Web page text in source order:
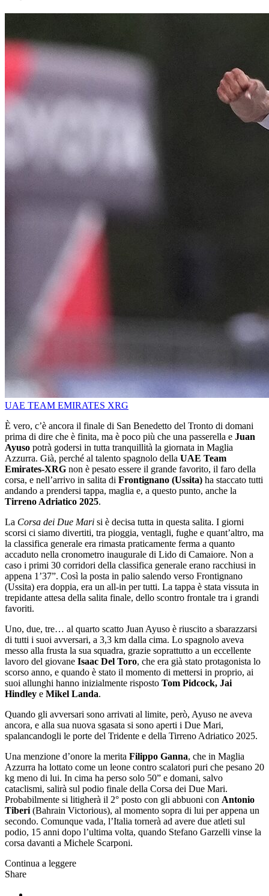
UAE TEAM EMIRATES XRG
È vero, c’è ancora il finale di San Benedetto del Tronto di domani
prima di dire che è finita, ma è poco più che una passerella e Juan
Ayuso potrà godersi in tutta tranquillità la giornata in Maglia
Azzurra. Già, perché al talento spagnolo della UAE Team
Emirates-XRG non è pesato essere il grande favorito, il faro della
corsa, e nell’arrivo in salita di Frontignano (Ussita) ha staccato tutti
andando a prendersi tappa, maglia e, a questo punto, anche la
Tirreno Adriatico 2025.
La Corsa dei Due Mari si è decisa tutta in questa salita. I giorni
scorsi ci siamo divertiti, tra pioggia, ventagli, fughe e quant’altro, ma
la classifica generale era rimasta praticamente ferma a quanto
accaduto nella cronometro inaugurale di Lido di Camaiore. Non a
caso i primi 30 corridori della classifica generale erano racchiusi in
appena 1’37”. Così la posta in palio salendo verso Frontignano
(Ussita) era doppia, era un all-in per tutti. La tappa è stata vissuta in
trepidante attesa della salita finale, dello scontro frontale tra i grandi
favoriti.
Uno, due, tre… al quarto scatto Juan Ayuso è riuscito a sbarazzarsi
di tutti i suoi avversari, a 3,3 km dalla cima. Lo spagnolo aveva
messo alla frusta la sua squadra, grazie soprattutto a un eccellente
lavoro del giovane Isaac Del Toro, che era già stato protagonista lo
scorso anno, e quando è stato il momento di mettersi in proprio, ai
suoi allunghi hanno inizialmente risposto Tom Pidcock, Jai
Hindley e Mikel Landa.
Quando gli avversari sono arrivati al limite, però, Ayuso ne aveva
ancora, e alla sua nuova sgasata si sono aperti i Due Mari,
spalancandogli le porte del Tridente e della Tirreno Adriatico 2025.
Una menzione d’onore la merita Filippo Ganna, che in Maglia
Azzurra ha lottato come un leone contro scalatori puri che pesano 20
kg meno di lui. In cima ha perso solo 50” e domani, salvo
cataclismi, salirà sul podio finale della Corsa dei Due Mari.
Probabilmente si litigherà il 2° posto con gli abbuoni con Antonio
Tiberi (Bahrain Victorious), al momento sopra di lui per appena un
secondo. Comunque vada, l’Italia tornerà ad avere due atleti sul
podio, 15 anni dopo l’ultima volta, quando Stefano Garzelli vinse la
corsa davanti a Michele Scarponi.
Continua a leggere
Share